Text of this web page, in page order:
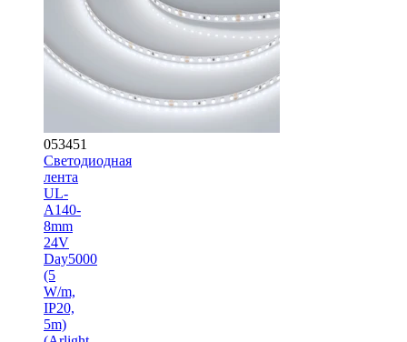
053451
Светодиодная
лента
UL-
A140-
8mm
24V
Day5000
(5
W/m,
IP20,
5m)